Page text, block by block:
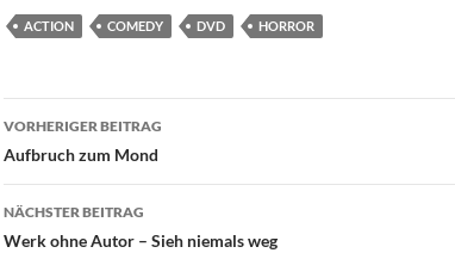
ACTION COMEDY DVD HORROR
Beitragsnavigation
VORHERIGER BEITRAG
Aufbruch zum Mond
NÄCHSTER BEITRAG
Werk ohne Autor – Sieh niemals weg